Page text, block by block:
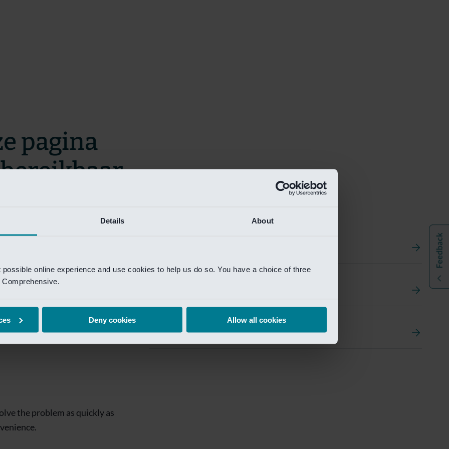
Details About
online experience and use cookies to help us do so. You have a choice of three
Deny cookies Allow all cookies
Van Lanschot Kempen Research
pagina
zo snel mogelijk te verhelpen.
te krijgen.
is
the problem as quickly as